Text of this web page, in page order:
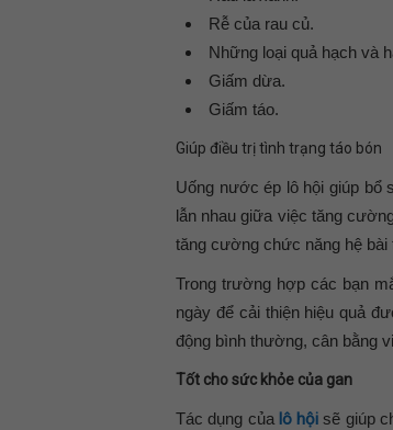
Rễ của rau củ.
Những loại quả hạch và
Giấm dừa.
Giấm táo.
Giúp điều trị tình trạng táo bón
Uống nước ép lô hội giúp bổ
lẫn nhau giữa việc tăng
tăng cường chức năng hệ
Trong trường hợp các bạn
ngày để cải thiện hiệu quả
động bình thường, cân bằng
Tốt cho sức khỏe của gan
Tác dụng của lô hội sẽ giúp